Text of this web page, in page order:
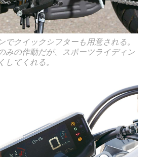
でクイックシフターも用意される。
みの作動だが、スポーツライディン
してくれる。